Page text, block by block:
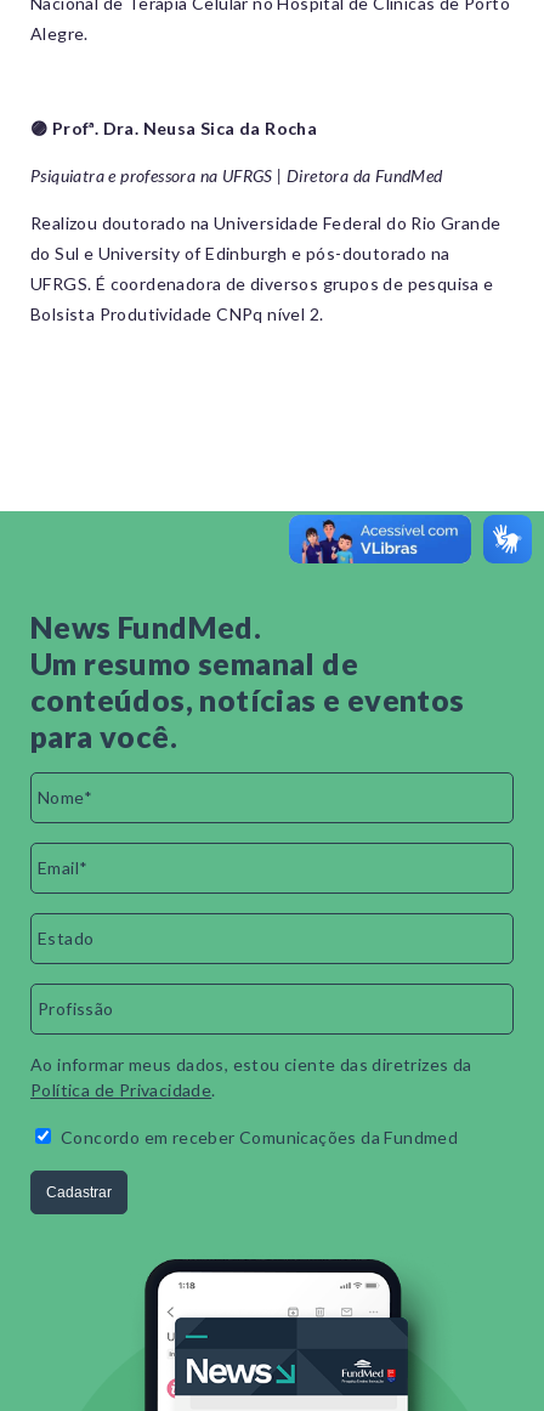
Alegre.
🟣 Profª. Dra. Neusa Sica da Rocha
Psiquiatra e professora na UFRGS | Diretora da FundMed
Realizou doutorado na Universidade Federal do Rio Grande
do Sul e University of Edinburgh e pós-doutorado na
UFRGS. É coordenadora de diversos grupos de pesquisa e
Bolsista Produtividade CNPq nível 2.
News FundMed.
Um resumo semanal de
conteúdos, notícias e eventos
para você.
Ao informar meus dados, estou ciente das diretrizes da
Política de Privacidade.
Concordo em receber Comunicações da Fundmed